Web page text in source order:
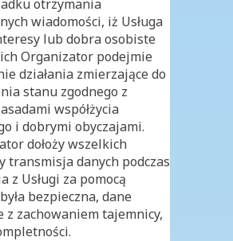
otrzymania
wiadomości, iż Usługa
lub dobra osobiste
Organizator podejmie
działania zmierzające do
stanu zgodnego z
współżycia
i dobrymi obyczajami.
dołoży wszelkich
transmisja danych podczas
z Usługi za pomocą
bezpieczna, dane
z zachowaniem tajemnicy,